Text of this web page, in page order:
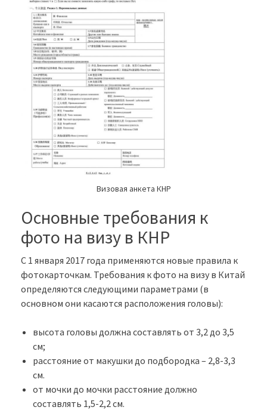
Визовая анкета КНР
Основные требования к
фото на визу в КНР
С 1 января 2017 года применяются новые правила к
фотокарточкам. Требования к фото на визу в Китай
определяются следующими параметрами (в
основном они касаются расположения головы):
высота головы должна составлять от 3,2 до 3,5
см;
расстояние от макушки до подбородка – 2,8-3,3
см.
от мочки до мочки расстояние должно
составлять 1,5-2,2 см.